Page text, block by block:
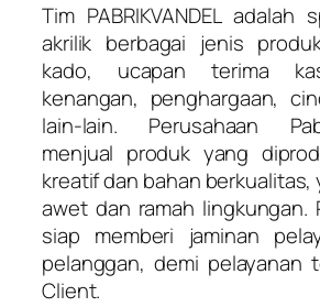
Tim PABRIKVANDEL adalah
akrilik berbagai jenis
kado, ucapan terima
kenangan, penghargaan,
lain-lain. Perusahaan
menjual produk yang
kreatif dan bahan berkualitas,
awet dan ramah lingkungan.
siap memberi jaminan
pelanggan, demi pelayanan
Client.